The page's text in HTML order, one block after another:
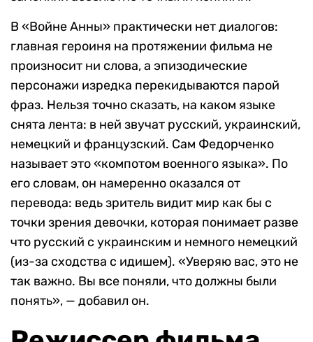
В «Войне Анны» практически нет диалогов:
главная героиня на протяжении фильма не
произносит ни слова, а эпизодические
персонажи изредка перекидываются парой
фраз. Нельзя точно сказать, на каком языке
снята лента: в ней звучат русский, украинский,
немецкий и французский. Сам Федорченко
называет это «компотом военного языка». По
его словам, он намеренно оказался от
перевода: ведь зритель видит мир как бы с
точки зрения девочки, которая понимает разве
что русский с украинским и немного немецкий
(из-за сходства с идишем). «Уверяю вас, это не
так важно. Вы все поняли, что должны были
понять», — добавил он.